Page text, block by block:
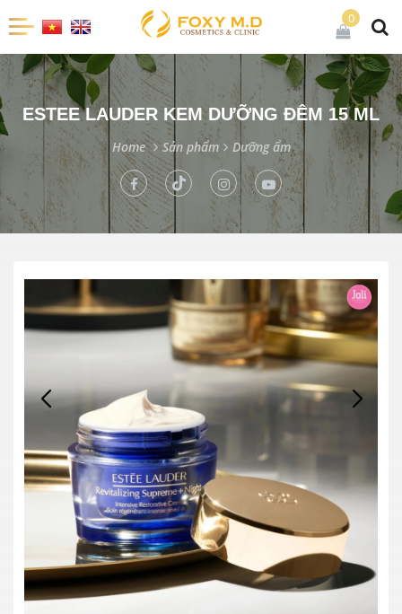
0
ESTEE LAUDER KEM DƯỠNG ĐÊM 15 ML
Home Sản phẩm Dưỡng ẩm